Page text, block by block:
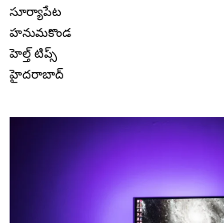
సూర్యాపేట
హనుమకొండ
హెల్త్ టిప్స్
హైదరాబాద్